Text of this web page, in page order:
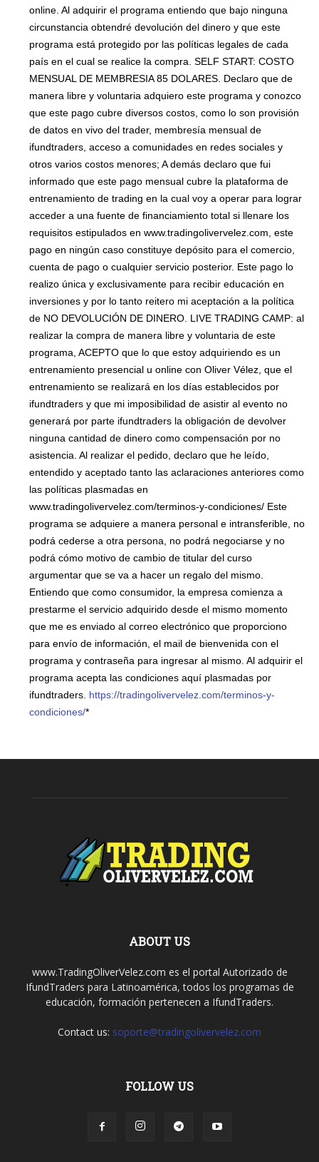
online. Al adquirir el programa entiendo que bajo ninguna
circunstancia obtendré devolución del dinero y que este
programa está protegido por las políticas legales de cada
país en el cual se realice la compra. SELF START: COSTO
MENSUAL DE MEMBRESIA 85 DOLARES. Declaro que de
manera libre y voluntaria adquiero este programa y conozco
que este pago cubre diversos costos, como lo son provisión
de datos en vivo del trader, membresía mensual de
ifundtraders, acceso a comunidades en redes sociales y
otros varios costos menores; A demás declaro que fui
informado que este pago mensual cubre la plataforma de
entrenamiento de trading en la cual voy a operar para lograr
acceder a una fuente de financiamiento total si llenare los
requisitos estipulados en www.tradingolivervelez.com, este
pago en ningún caso constituye depósito para el comercio,
cuenta de pago o cualquier servicio posterior. Este pago lo
realizo única y exclusivamente para recibir educación en
inversiones y por lo tanto reitero mi aceptación a la política
de NO DEVOLUCIÓN DE DINERO. LIVE TRADING CAMP: al
realizar la compra de manera libre y voluntaria de este
programa, ACEPTO que lo que estoy adquiriendo es un
entrenamiento presencial u online con Oliver Vélez, que el
entrenamiento se realizará en los días establecidos por
ifundtraders y que mi imposibilidad de asistir al evento no
generará por parte ifundtraders la obligación de devolver
ninguna cantidad de dinero como compensación por no
asistencia. Al realizar el pedido, declaro que he leído,
entendido y aceptado tanto las aclaraciones anteriores como
las políticas plasmadas en
www.tradingolivervelez.com/terminos-y-condiciones/ Este
programa se adquiere a manera personal e intransferible, no
podrá cederse a otra persona, no podrá negociarse y no
podrá cómo motivo de cambio de titular del curso
argumentar que se va a hacer un regalo del mismo.
Entiendo que como consumidor, la empresa comienza a
prestarme el servicio adquirido desde el mismo momento
que me es enviado al correo electrónico que proporciono
para envío de información, el mail de bienvenida con el
programa y contraseña para ingresar al mismo. Al adquirir el
programa acepta las condiciones aquí plasmadas por
ifundtraders. https://tradingolivervelez.com/terminos-y-
condiciones/*
ABOUT US
www.TradingOliverVelez.com es el portal Autorizado de
IfundTraders para Latinoamérica, todos los programas de
educación, formación pertenecen a IfundTraders.
Contact us: soporte@tradingolivervelez.com
FOLLOW US